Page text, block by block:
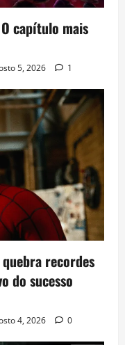
capítulo mais
5, 2026 1
recordes
do sucesso
4, 2026 0